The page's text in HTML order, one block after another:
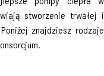
stworzenie trwałej i
znajdziesz rodzaje